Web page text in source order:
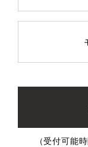
（受付可